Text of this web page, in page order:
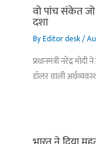
वो पांच संकेत जो
दशा
ByEditor desk/
प्रधानमंत्री नरेंद्र
डॉलर वाली